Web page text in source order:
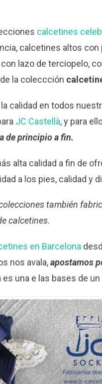
calcetines
calcetines altos
lazo de terciopelo,
la coleccción
calidad en todos
JC Castellà, y para
de principio a fin.
alta calidad a fin de
a los pies, calidad y
también
calcetines.
en Barcelona
nos avala,apostamos
una e las bases de un